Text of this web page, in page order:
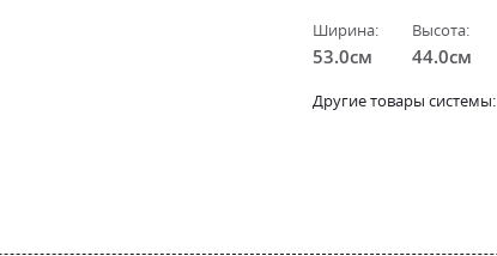
Ширина:
53.0см
Высота:
44.0см
Другие товары системы: